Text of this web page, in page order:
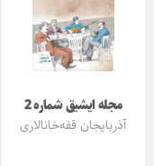
مجله ایشیق شماره 2
آذربایجان قفه‌خانالاری